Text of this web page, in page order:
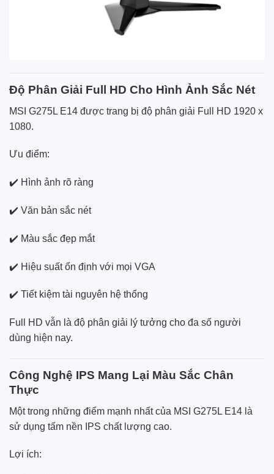
Độ Phân Giải Full HD Cho Hình Ảnh Sắc Nét
MSI G275L E14 được trang bị độ phân giải Full HD 1920 x
1080.
Ưu điểm:
✔️ Hình ảnh rõ ràng
✔️ Văn bản sắc nét
✔️ Màu sắc đẹp mắt
✔️ Hiệu suất ổn định với mọi VGA
✔️ Tiết kiệm tài nguyên hệ thống
Full HD vẫn là độ phân giải lý tưởng cho đa số người
dùng hiện nay.
Công Nghệ IPS Mang Lại Màu Sắc Chân
Thực
Một trong những điểm mạnh nhất của MSI G275L E14 là
sử dụng tấm nền IPS chất lượng cao.
Lợi ích: